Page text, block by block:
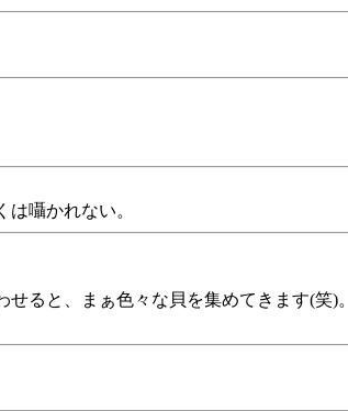
囁かれない。
ると、まぁ色々な貝を集めてきます(笑)。